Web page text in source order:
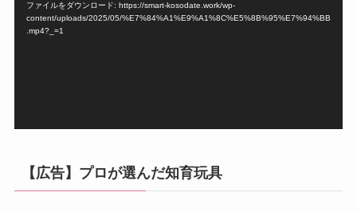
ファイルをダウンロード: https://smart-kosodate.work/wp-
content/uploads/2025/05/%E7%84%A1%E9%A1%8C%E5%8B%95%E7%94%BB
.mp4?_=1
【広告】プロが選んだ知育玩具